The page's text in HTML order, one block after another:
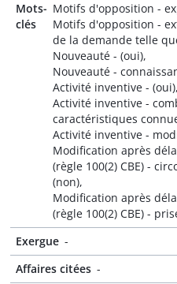
Mots-
clés
Motifs d'opposition -
Motifs d'opposition -
de la demande telle
Nouveauté - (oui),
Nouveauté -
Activité inventive - (oui),
Activité inventive -
caractéristiques
Activité inventive -
Modification après
(règle 100(2) CBE) -
(non),
Modification après
(règle 100(2) CBE) -
Exergue -
Affaires citées -